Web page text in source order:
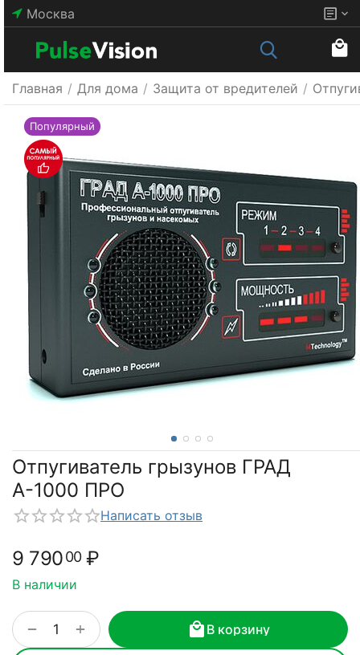
Москва
Главная / Для дома / Защита от вредителей /
Популярный
Отпугиватель грызунов ГРАД
А-1000 ПРО
Написать отзыв
9 79000 ₽
В наличии
+
− В корзину